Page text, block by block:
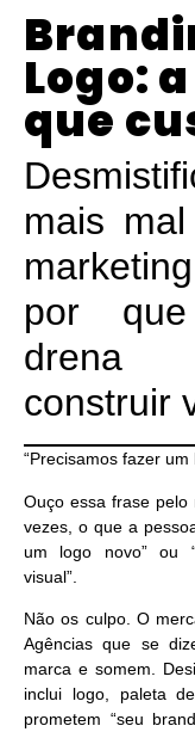
Logo:
que
mais
por
drena
construir
“Precisamos fazer um
Ouço essa frase
vezes, o que a
um logo novo” ou
visual”.
Não os culpo. O
Agências que se
marca e somem.
inclui logo, paleta
prometem “seu